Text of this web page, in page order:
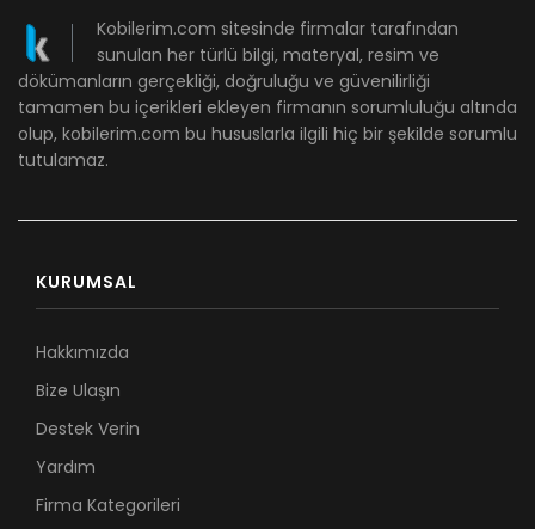
Kobilerim.com sitesinde firmalar tarafından
sunulan her türlü bilgi, materyal, resim ve
dökümanların gerçekliği, doğruluğu ve güvenilirliği
tamamen bu içerikleri ekleyen firmanın sorumluluğu altında
olup, kobilerim.com bu hususlarla ilgili hiç bir şekilde sorumlu
tutulamaz.
KURUMSAL
Hakkımızda
Bize Ulaşın
Destek Verin
Yardım
Firma Kategorileri